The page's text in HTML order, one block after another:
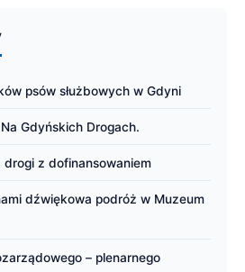
psów służbowych w Gdyni
Na Gdyńskich Drogach.
z dofinansowaniem
dźwiękowa podróż w Muzeum
– plenarnego